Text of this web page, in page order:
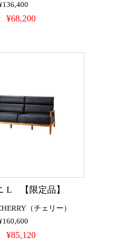
¥68,200
L 【限定品】
（チェリー）
¥85,120